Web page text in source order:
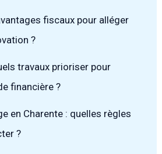
fiscaux pour alléger
?
travaux prioriser pour
financière ?
en Charente : quelles règles
?